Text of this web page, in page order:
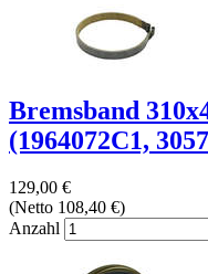
Bremsband
(1964072C1,
129,00 €
(Netto 108,40 €)
Anzahl